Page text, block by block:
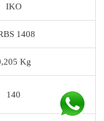
IKO
1408
Kg
140